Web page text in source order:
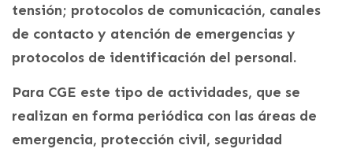
tensión; protocolos de comunicación, canales
de contacto y atención de emergencias y
protocolos de identificación del personal.
Para CGE este tipo de actividades, que se
realizan en forma periódica con las áreas de
emergencia, protección civil, seguridad